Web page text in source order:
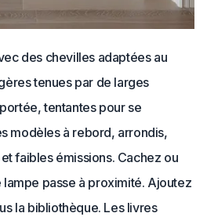
des chevilles adaptées au
tenues par de larges
tentantes pour se
modèles à rebord, arrondis,
faibles émissions. Cachez ou
lampe passe à proximité. Ajoutez
la bibliothèque. Les livres